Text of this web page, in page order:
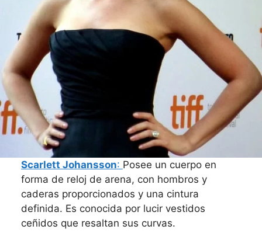
Scarlett Johansson: Posee un cuerpo en
forma de reloj de arena, con hombros y
caderas proporcionados y una cintura
definida. Es conocida por lucir vestidos
ceñidos que resaltan sus curvas.